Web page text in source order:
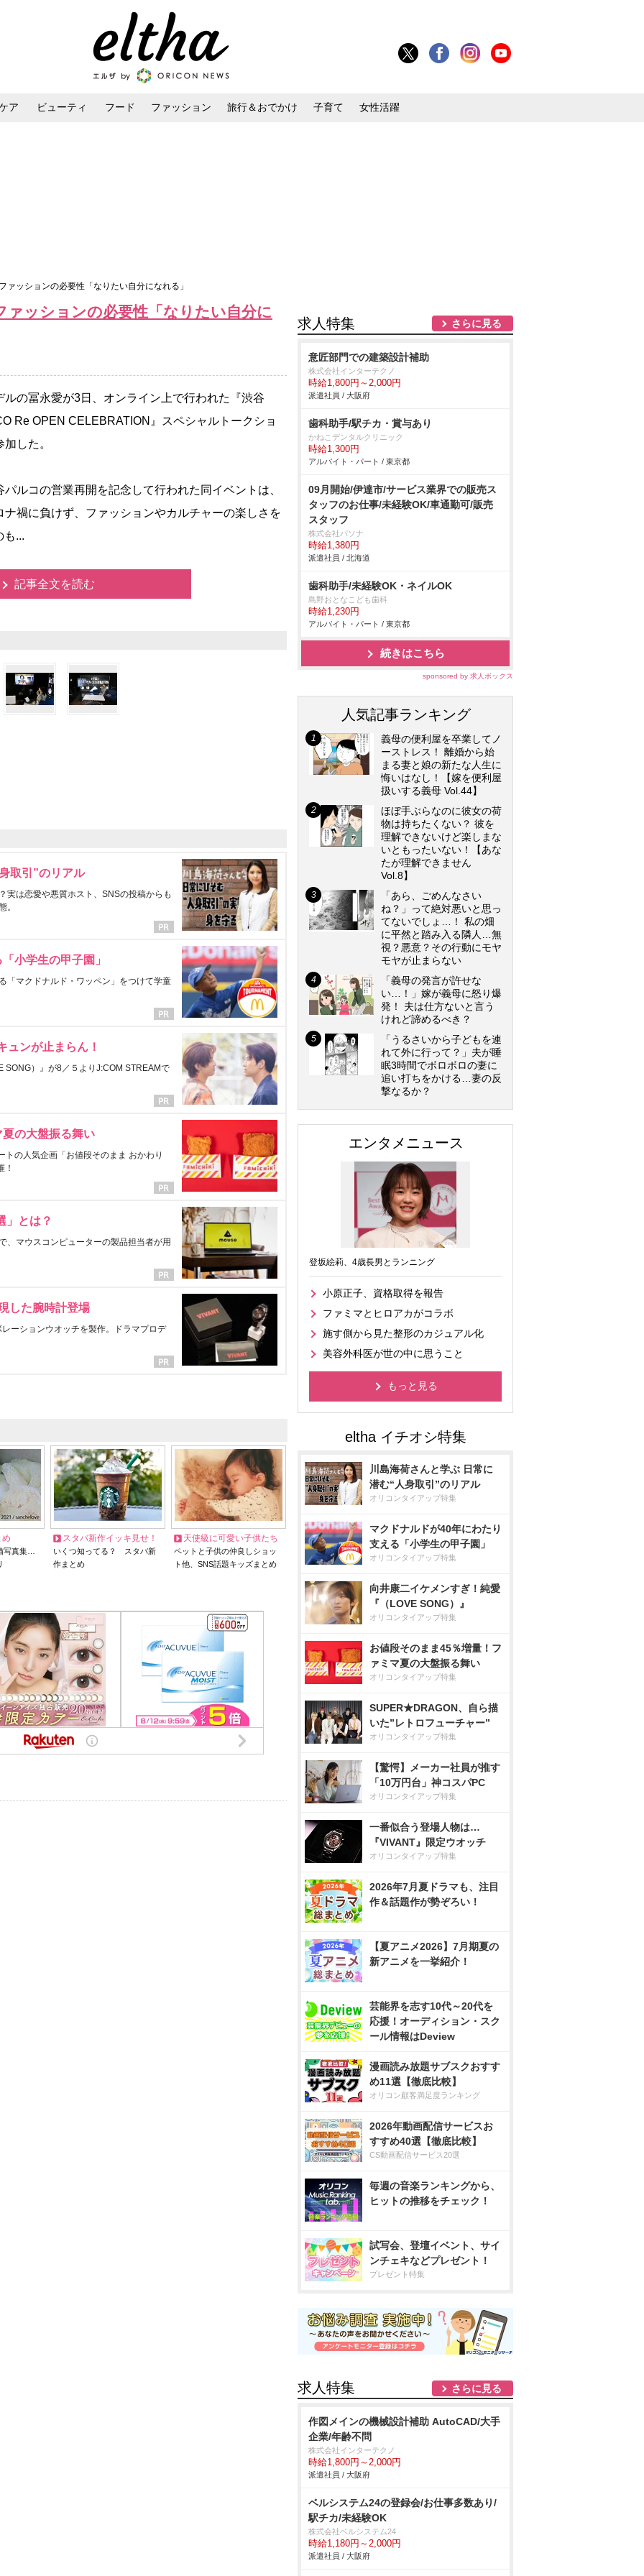
ア ビューティ フード ファッション 旅行＆おでかけ 子育て 女性活躍
ァッションの必要性「なりたい自分になれる」
ァッションの必要性「なりたい自分に
の冨永愛が3日、オンライン上で行われた『渋谷
Re OPEN CELEBRATION』スペシャルトークショ
した。
ルコの営業再開を記念して行われた同イベントは、
ナ禍に負けず、ファッションやカルチャーの楽しさを
も...
記事全文を読む
取引”のリアル
実は恋愛や悪質ホスト、SNSの投稿からも
。
小学生の甲子園」
「マクドナルド・ワッペン」をつけて学童
ュンが止まらん！
SONG）』が8／５よりJ:COM STREAMで
の大盤振る舞い
の人気企画「お値段そのまま おかわり
！
」とは？
、マウスコンピューターの製品担当者が用
した腕時計登場
ーションウオッチを製作。ドラマプロデ
め
写真集…
スタバ新作イッキ見せ！
いくつ知ってる？ スタバ新
作まとめ
天使級に可愛い子供たち
ペットと子供の仲良しショッ
ト他、SNS話題キッズまとめ
求人特集 さらに見る
意匠部門での建築設計補助
株式会社インターテクノ
時給1,800円～2,000円
派遣社員 / 大阪府
歯科助手/駅チカ・賞与あり
かねこデンタルクリニック
時給1,300円
アルバイト・パート / 東京都
09月開始/伊達市/サービス業界での販売ス
タッフのお仕事/未経験OK/車通勤可/販売
スタッフ
株式会社パソナ
時給1,380円
派遣社員 / 北海道
歯科助手/未経験OK・ネイルOK
島野おとなこども歯科
時給1,230円
アルバイト・パート / 東京都
続きはこちら
sponsored by 求人ボックス
人気記事ランキング
義母の便利屋を卒業してノ
ーストレス！ 離婚から始
まる妻と娘の新たな人生に
悔いはなし！【嫁を便利屋
扱いする義母 Vol.44】
ほぼ手ぶらなのに彼女の荷
物は持ちたくない？ 彼を
理解できないけど楽しまな
いともったいない！【あな
たが理解できません
Vol.8】
「あら、ごめんなさい
ね？」って絶対悪いと思っ
てないでしょ…！ 私の畑
に平然と踏み入る隣人…無
視？悪意？その行動にモヤ
モヤが止まらない
「義母の発言が許せな
い…！」嫁が義母に怒り爆
発！ 夫は仕方ないと言う
けれど諦めるべき？
「うるさいから子どもを連
れて外に行って？」夫が睡
眠3時間でボロボロの妻に
追い打ちをかける…妻の反
撃なるか？
エンタメニュース
登坂絵莉、4歳長男とランニング
小原正子、資格取得を報告
ファミマとヒロアカがコラボ
施す側から見た整形のカジュアル化
美容外科医が世の中に思うこと
もっと見る
川島海荷さんと学ぶ 日常に
潜む“人身取引”のリアル
オリコンタイアップ特集
マクドナルドが40年にわたり
支える「小学生の甲子園」
オリコンタイアップ特集
向井康二イケメンすぎ！純愛
『（LOVE SONG）』
オリコンタイアップ特集
お値段そのまま45％増量！フ
ァミマ夏の大盤振る舞い
オリコンタイアップ特集
SUPER★DRAGON、自ら描
いた”レトロフューチャー”
オリコンタイアップ特集
【驚愕】メーカー社員が推す
「10万円台」神コスパPC
オリコンタイアップ特集
一番似合う登場人物は…
『VIVANT』限定ウオッチ
オリコンタイアップ特集
2026年7月夏ドラマも、注目
作＆話題作が勢ぞろい！
【夏アニメ2026】7月期夏の
新アニメを一挙紹介！
芸能界を志す10代～20代を
応援！オーディション・スク
ール情報はDeview
漫画読み放題サブスクおすす
め11選【徹底比較】
オリコン顧客満足度ランキング
2026年動画配信サービスお
すすめ40選【徹底比較】
CS動画配信サービス20選
毎週の音楽ランキングから、
ヒットの推移をチェック！
試写会、登壇イベント、サイ
ンチェキなどプレゼント！
プレゼント特集
求人特集 さらに見る
作図メインの機械設計補助 AutoCAD/大手
企業/年齢不問
株式会社インターテクノ
時給1,800円～2,000円
派遣社員 / 大阪府
ベルシステム24の登録会/お仕事多数あり/
駅チカ/未経験OK
株式会社ベルシステム24
時給1,180円～2,000円
派遣社員 / 大阪府